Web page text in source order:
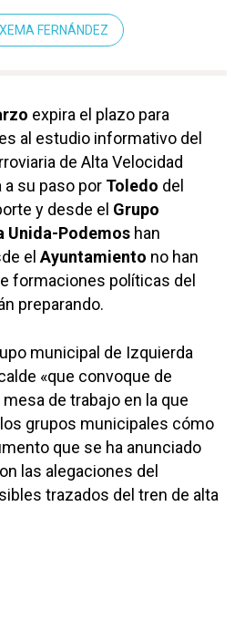
FERNÁNDEZ
expira el plazo para
al estudio informativo del
de Alta Velocidad
a su paso por Toledo del
y desde el Grupo
Unida-Podemos han
el Ayuntamiento no han
formaciones políticas del
preparando.
municipal de Izquierda
«que convoque de
de trabajo en la que
grupos municipales cómo
que se ha anunciado
las alegaciones del
trazados del tren de alta